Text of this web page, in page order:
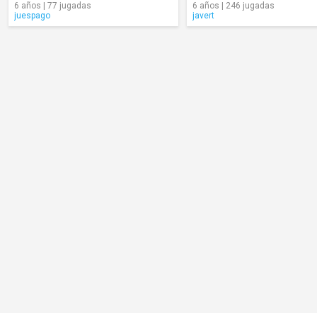
6 años | 77 jugadas
juespago
6 años | 246 jugadas
javert